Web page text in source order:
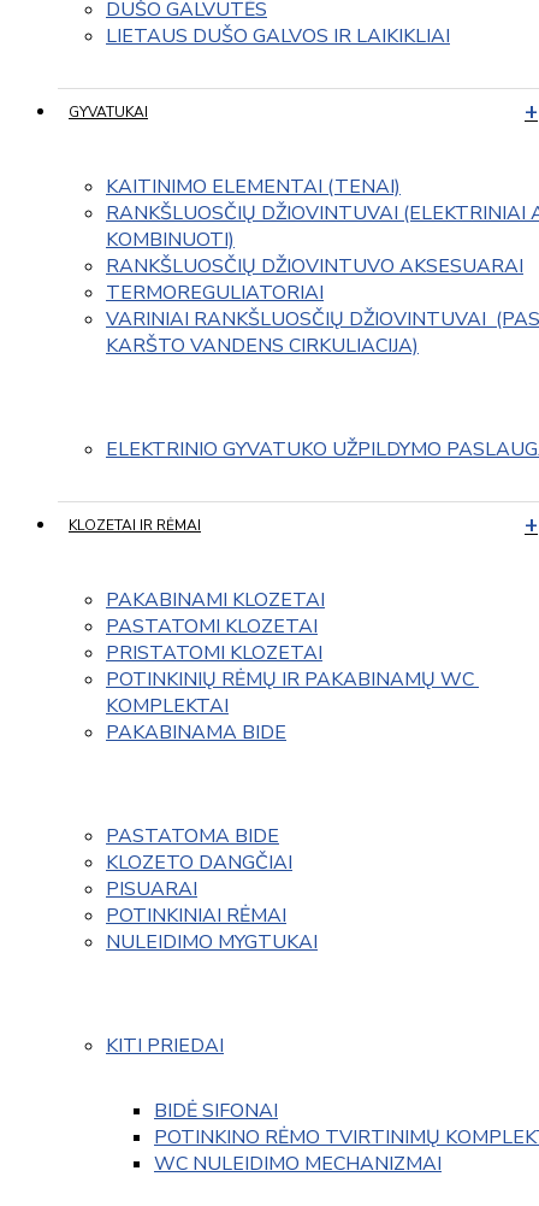
DUŠO GALVUTĖS
LIETAUS DUŠO GALVOS IR LAIKIKLIAI
GYVATUKAI
KAITINIMO ELEMENTAI (TENAI)
RANKŠLUOSČIŲ DŽIOVINTUVAI (ELEKTRINIAI
KOMBINUOTI)
RANKŠLUOSČIŲ DŽIOVINTUVO AKSESUARAI
TERMOREGULIATORIAI
VARINIAI RANKŠLUOSČIŲ DŽIOVINTUVAI
KARŠTO VANDENS CIRKULIACIJA)
ELEKTRINIO GYVATUKO UŽPILDYMO
KLOZETAI IR RĖMAI
PAKABINAMI KLOZETAI
PASTATOMI KLOZETAI
PRISTATOMI KLOZETAI
POTINKINIŲ RĖMŲ IR PAKABINAMŲ WC
KOMPLEKTAI
PAKABINAMA BIDE
PASTATOMA BIDE
KLOZETO DANGČIAI
PISUARAI
POTINKINIAI RĖMAI
NULEIDIMO MYGTUKAI
KITI PRIEDAI
BIDĖ SIFONAI
POTINKINO RĖMO TVIRTINIMŲ
WC NULEIDIMO MECHANIZMAI